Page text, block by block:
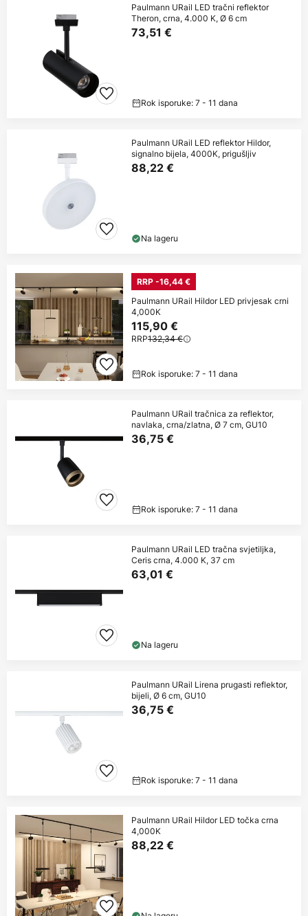
Paulmann URail LED tračni reflektor
Theron, crna, 4.000 K, Ø 6 cm
73,51 €
Rok isporuke: 7 - 11 dana
Paulmann URail LED reflektor Hildor,
signalno bijela, 4000K, prigušljiv
88,22 €
Na lageru
RRP -16,44 €
Paulmann URail Hildor LED privjesak crni
4,000K
115,90 €
RRP132,34 €
Rok isporuke: 7 - 11 dana
Paulmann URail tračnica za reflektor,
navlaka, crna/zlatna, Ø 7 cm, GU10
36,75 €
Rok isporuke: 7 - 11 dana
Paulmann URail LED tračna svjetiljka,
Ceris crna, 4.000 K, 37 cm
63,01 €
Na lageru
Paulmann URail Lirena prugasti reflektor,
bijeli, Ø 6 cm, GU10
36,75 €
Rok isporuke: 7 - 11 dana
Paulmann URail Hildor LED točka crna
4,000K
88,22 €